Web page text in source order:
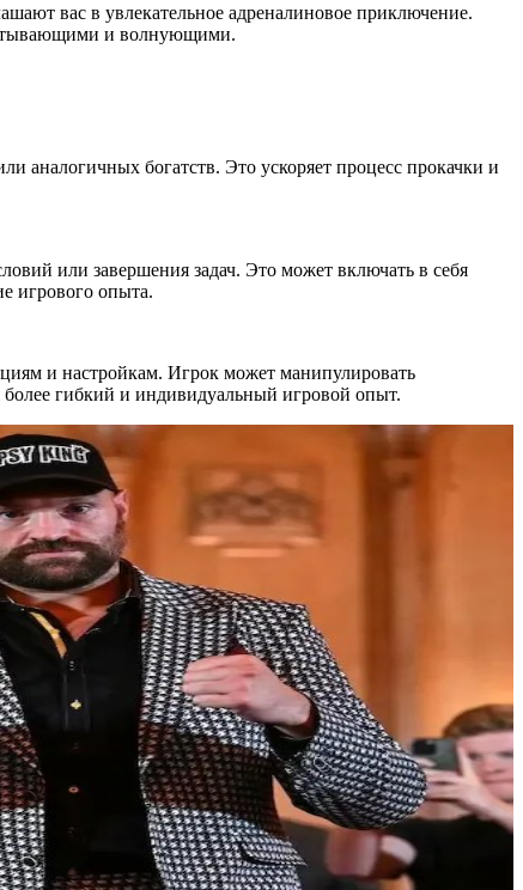
вас в увлекательное адреналиновое приключение.
и волнующими.
аналогичных богатств. Это ускоряет процесс прокачки и
или завершения задач. Это может включать в себя
игрового опыта.
и настройкам. Игрок может манипулировать
более гибкий и индивидуальный игровой опыт.